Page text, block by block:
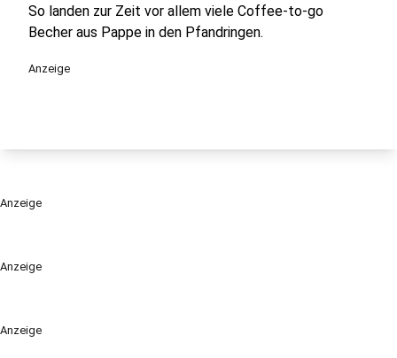
Anzeige
Anzeige
So landen zur Zeit vor allem viele Coffee-to-go
Becher aus Pappe in den Pfandringen.
Anzeige
Anzeige